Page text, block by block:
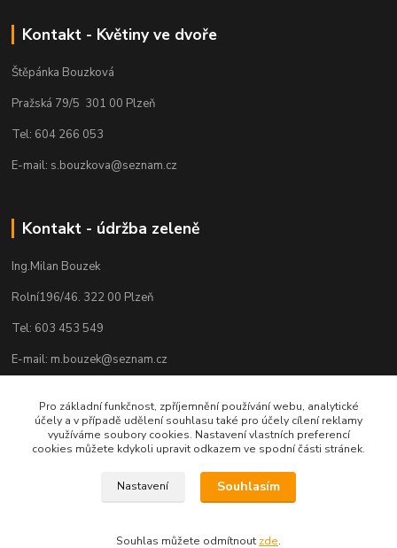
Kontakt - Květiny ve dvoře
Štěpánka Bouzková
Pražská 79/5 301 00 Plzeň
Tel: 604 266 053
E-mail: s.bouzkova@seznam.cz
Kontakt - údržba zeleně
Ing.Milan Bouzek
Rolní196/46. 322 00 Plzeň
Tel: 603 453 549
E-mail: m.bouzek@seznam.cz
Pro základní funkčnost, zpříjemnění používání webu, analytické
účely a v případě udělení souhlasu také pro účely cílení reklamy
využíváme soubory cookies. Nastavení vlastních preferencí
cookies můžete kdykoli upravit odkazem ve spodní části stránek.
Nastavení Souhlasím
Souhlas můžete odmítnout zde.